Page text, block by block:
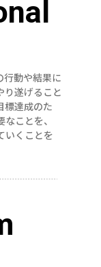
行動や結果に
り遂げること
標達成のた
ことを、
いくことを